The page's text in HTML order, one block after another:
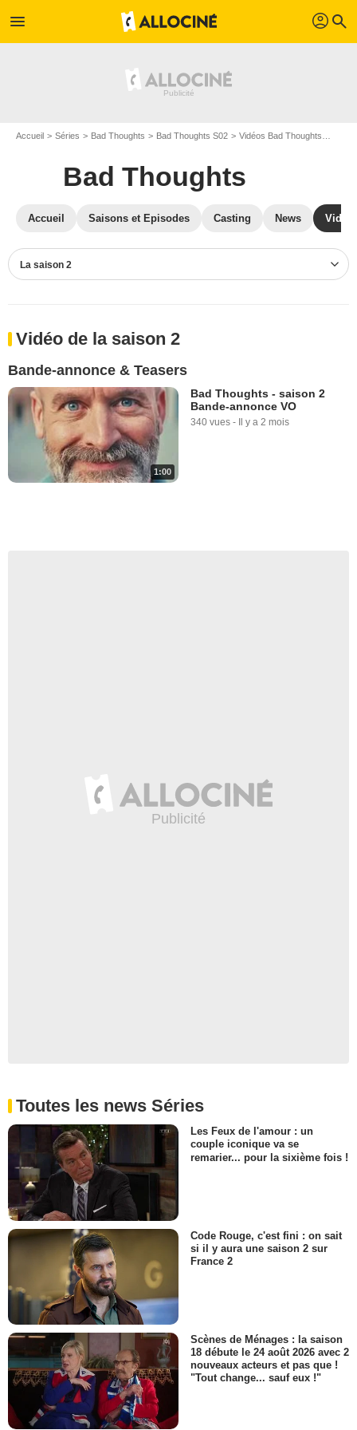
menu profil search
Accueil Séries Bad Thoughts Bad Thoughts S02 Vidéos Bad Thoughts
Bad Thoughts
Accueil Saisons et Episodes Casting News
La saison 2
Vidéo de la saison 2
Bande-annonce & Teasers
1:00
Bad Thoughts - saison 2
Bande-annonce VO
340 vues - Il y a 2 mois
Toutes les news Séries
Les Feux de l'amour : un
couple iconique va se
remarier... pour la sixième fois !
Code Rouge, c'est fini : on sait
si il y aura une saison 2 sur
France 2
Scènes de Ménages : la saison
18 débute le 24 août 2026 avec 2
nouveaux acteurs et pas que !
"Tout change... sauf eux !"